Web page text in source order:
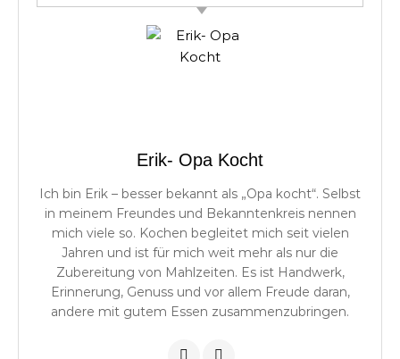
Erik- Opa Kocht
Ich bin Erik – besser bekannt als „Opa kocht“. Selbst
in meinem Freundes und Bekanntenkreis nennen
mich viele so. Kochen begleitet mich seit vielen
Jahren und ist für mich weit mehr als nur die
Zubereitung von Mahlzeiten. Es ist Handwerk,
Erinnerung, Genuss und vor allem Freude daran,
andere mit gutem Essen zusammenzubringen.